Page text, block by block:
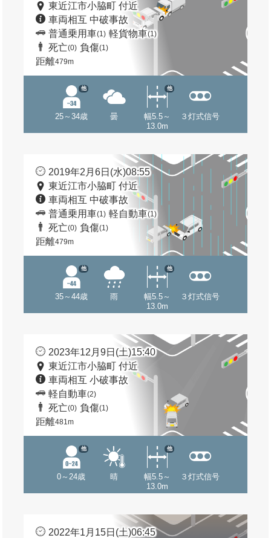
東近江市小脇町 付近
車両相互 中破事故
普通乗用車(1) 軽貨物車(1)
死亡(0) 負傷(1)
距離479m
25～34歳
他
曇
幅5.5～
13.0m
他
３灯式信号
2019年2月6日(水)08:55
東近江市小脇町 付近
車両相互 中破事故
普通乗用車(1) 軽自動車(1)
死亡(0) 負傷(1)
距離479m
35～44歳
他
雨
幅5.5～
13.0m
他
３灯式信号
2023年12月9日(土)15:40
東近江市小脇町 付近
車両相互 小破事故
軽自動車(2)
死亡(0) 負傷(1)
距離481m
0～24歳
他
晴
幅5.5～
13.0m
他
３灯式信号
2022年1月15日(土)06:45